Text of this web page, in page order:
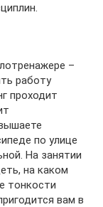
–
работу
проходит
по улице
На занятии
на каком
тонкости
вам в